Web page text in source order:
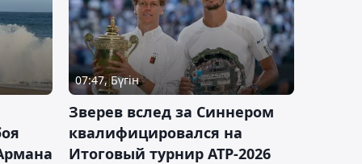
07:47, Бүгін
Зверев вслед за Синнером
квалифицировался на
Итоговый турнир ATP-2026